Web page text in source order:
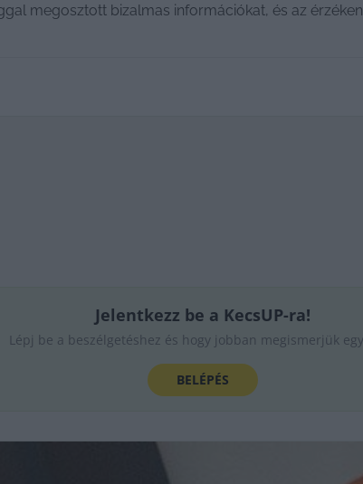
megosztott bizalmas információkat, és az
Jelentkezz be a KecsUP-ra!
Lépj be a beszélgetéshez és hogy jobban megismerjük
BELÉPÉS